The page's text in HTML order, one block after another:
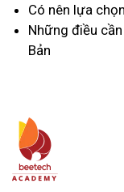
Có nên lựa
Những điều
Bản